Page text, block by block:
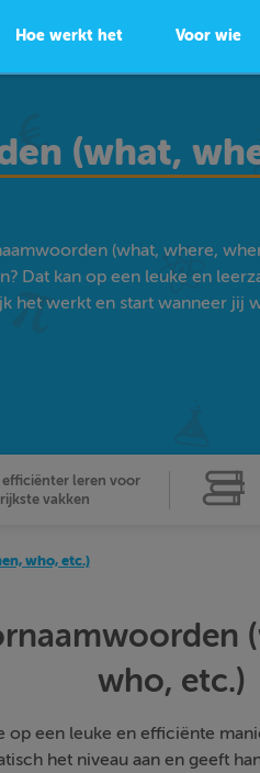
Hoe werkt het Voor wie
(what,
(what, where,
Dat kan op een leuke en
het werkt en start wanneer jij
efficiënter leren voor
vakken
who, etc.)
who, etc.)
een leuke en efficiënte
het niveau aan en geeft